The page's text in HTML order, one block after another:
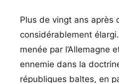
Plus de vingt ans après
considérablement
menée par l’Allemagne
ennemie dans la
républiques baltes, en